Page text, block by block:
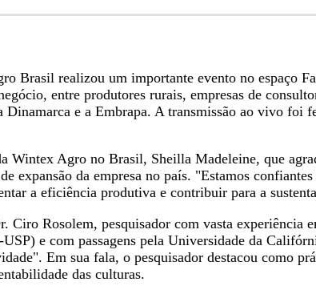
Brasil realizou um importante evento no espaço
entre produtores rurais, empresas de
e a Embrapa. A transmissão ao vivo foi
Wintex Agro no Brasil, Sheilla Madeleine, que
expansão da empresa no país. "Estamos
a eficiência produtiva e contribuir para a
Ciro Rosolem, pesquisador com vasta experiência
e com passagens pela Universidade da
Em sua fala, o pesquisador destacou como
das culturas.